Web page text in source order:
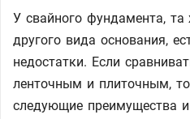
У свайного фундамента,
другого вида основания,
недостатки. Если
ленточным и плиточным,
следующие преимущества и